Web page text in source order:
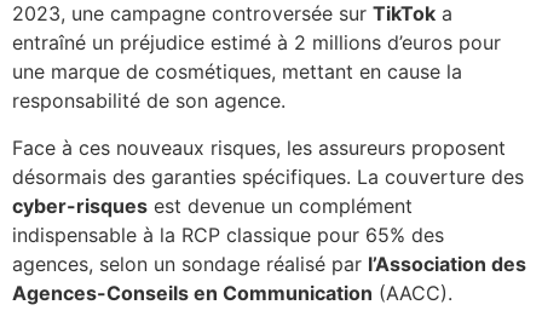
2023, une campagne controversée sur TikTok a
entraîné un préjudice estimé à 2 millions d’euros pour
une marque de cosmétiques, mettant en cause la
responsabilité de son agence.
Face à ces nouveaux risques, les assureurs proposent
désormais des garanties spécifiques. La couverture des
cyber-risques est devenue un complément
indispensable à la RCP classique pour 65% des
agences, selon un sondage réalisé par l’Association des
Agences-Conseils en Communication (AACC).